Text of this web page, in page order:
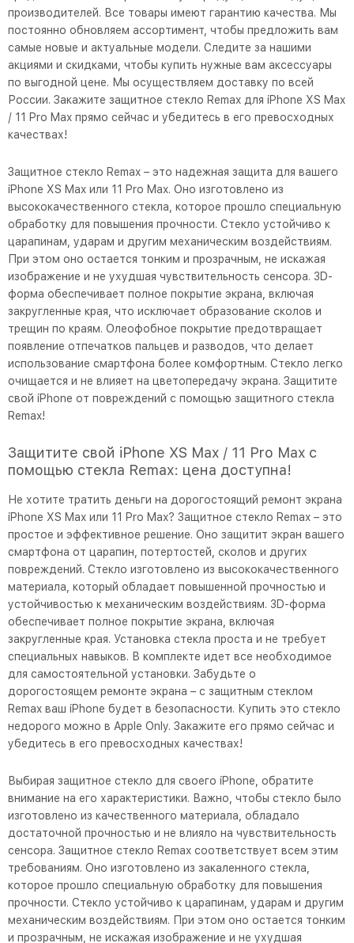
производителей. Все товары имеют гарантию качества. Мы
постоянно обновляем ассортимент, чтобы предложить вам
самые новые и актуальные модели. Следите за нашими
акциями и скидками, чтобы купить нужные вам аксессуары
по выгодной цене. Мы осуществляем доставку по всей
России. Закажите защитное стекло Remax для iPhone XS Max
/ 11 Pro Max прямо сейчас и убедитесь в его превосходных
качествах!
Защитное стекло Remax – это надежная защита для вашего
iPhone XS Max или 11 Pro Max. Оно изготовлено из
высококачественного стекла, которое прошло специальную
обработку для повышения прочности. Стекло устойчиво к
царапинам, ударам и другим механическим воздействиям.
При этом оно остается тонким и прозрачным, не искажая
изображение и не ухудшая чувствительность сенсора. 3D-
форма обеспечивает полное покрытие экрана, включая
закругленные края, что исключает образование сколов и
трещин по краям. Олеофобное покрытие предотвращает
появление отпечатков пальцев и разводов, что делает
использование смартфона более комфортным. Стекло легко
очищается и не влияет на цветопередачу экрана. Защитите
свой iPhone от повреждений с помощью защитного стекла
Remax!
Защитите свой iPhone XS Max / 11 Pro Max с
помощью стекла Remax: цена доступна!
Не хотите тратить деньги на дорогостоящий ремонт экрана
iPhone XS Max или 11 Pro Max? Защитное стекло Remax – это
простое и эффективное решение. Оно защитит экран вашего
смартфона от царапин, потертостей, сколов и других
повреждений. Стекло изготовлено из высококачественного
материала, который обладает повышенной прочностью и
устойчивостью к механическим воздействиям. 3D-форма
обеспечивает полное покрытие экрана, включая
закругленные края. Установка стекла проста и не требует
специальных навыков. В комплекте идет все необходимое
для самостоятельной установки. Забудьте о
дорогостоящем ремонте экрана – с защитным стеклом
Remax ваш iPhone будет в безопасности. Купить это стекло
недорого можно в Apple Only. Закажите его прямо сейчас и
убедитесь в его превосходных качествах!
Выбирая защитное стекло для своего iPhone, обратите
внимание на его характеристики. Важно, чтобы стекло было
изготовлено из качественного материала, обладало
достаточной прочностью и не влияло на чувствительность
сенсора. Защитное стекло Remax соответствует всем этим
требованиям. Оно изготовлено из закаленного стекла,
которое прошло специальную обработку для повышения
прочности. Стекло устойчиво к царапинам, ударам и другим
механическим воздействиям. При этом оно остается тонким
и прозрачным, не искажая изображение и не ухудшая